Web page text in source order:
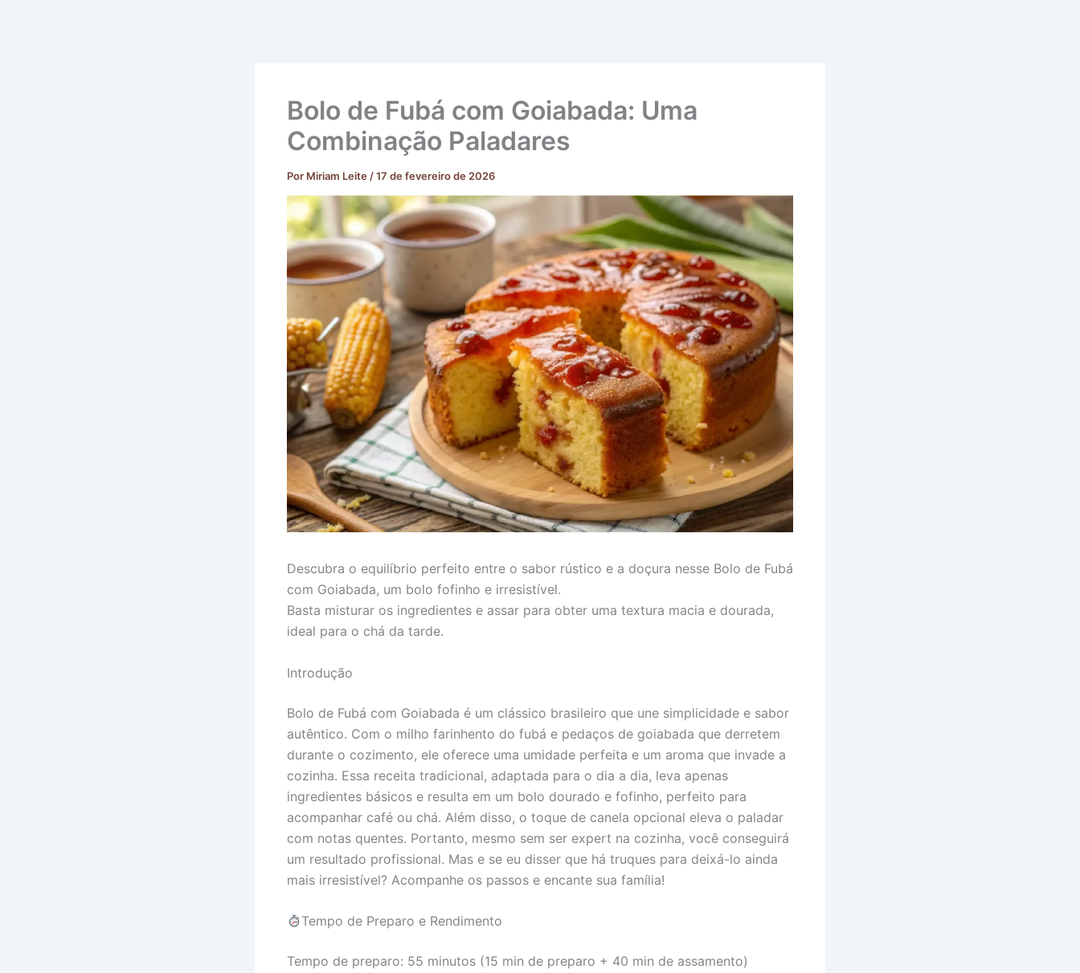
Bolo de Fubá com Goiabada: Uma
Combinação Paladares
Por Miriam Leite /17 de fevereiro de 2026
Descubra o equilíbrio perfeito entre o sabor rústico e a doçura nesse Bolo de Fubá
com Goiabada, um bolo fofinho e irresistível.
Basta misturar os ingredientes e assar para obter uma textura macia e dourada,
ideal para o chá da tarde.
Introdução
Bolo de Fubá com Goiabada é um clássico brasileiro que une simplicidade e sabor
autêntico. Com o milho farinhento do fubá e pedaços de goiabada que derretem
durante o cozimento, ele oferece uma umidade perfeita e um aroma que invade a
cozinha. Essa receita tradicional, adaptada para o dia a dia, leva apenas
ingredientes básicos e resulta em um bolo dourado e fofinho, perfeito para
acompanhar café ou chá. Além disso, o toque de canela opcional eleva o paladar
com notas quentes. Portanto, mesmo sem ser expert na cozinha, você conseguirá
um resultado profissional. Mas e se eu disser que há truques para deixá-lo ainda
mais irresistível? Acompanhe os passos e encante sua família!
Tempo de Preparo e Rendimento
Tempo de preparo: 55 minutos (15 min de preparo + 40 min de assamento)